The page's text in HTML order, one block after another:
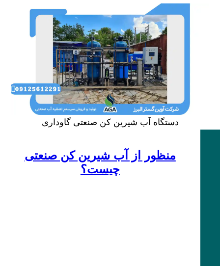
دستگاه آب شیرین کن صنعتی گاوداری
منظور از آب شیرین کن صنعتی
چیست؟